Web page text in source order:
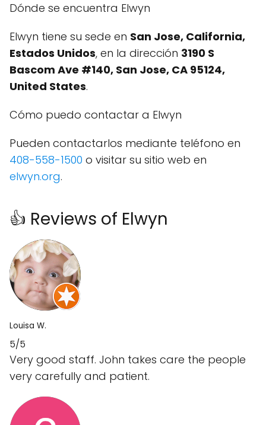
Dónde se encuentra Elwyn
Elwyn tiene su sede en San Jose, California,
Estados Unidos, en la dirección 3190 S
Bascom Ave #140, San Jose, CA 95124,
United States.
Cómo puedo contactar a Elwyn
Pueden contactarlos mediante teléfono en
408-558-1500 o visitar su sitio web en
elwyn.org.
👍 Reviews of Elwyn
Louisa W.
5/5
Very good staff. John takes care the people
very carefully and patient.